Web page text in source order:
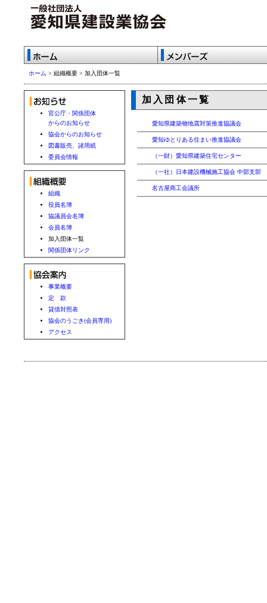
ホーム > 組織概要 > 加入団体一覧
官公庁・関係団体
からのお知らせ
協会からのお知らせ
図書販売、諸用紙
委員会情報
組織
役員名簿
協議員会名簿
会員名簿
加入団体一覧
関係団体リンク
事業概要
定 款
貸借対照表
協会のうごき(会員専用)
アクセス
加入団体一覧
愛知県建築物地震対策推進協議会
愛知ゆとりある住まい推進協議会
（一財）愛知県建築住宅センター
（一社）日本建設機械施工協会 中部支部
名古屋商工会議所